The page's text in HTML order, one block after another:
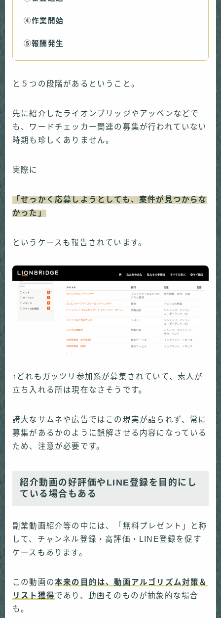
④作業開始
⑤報酬発生
と５つの段階があるということ。
先に紹介したライオンブリッジやアッペンなどで
も、ワードチェッカー関連の募集が行われていない
時期も珍しくありません。
実際に
「せっかく応募しようとしても、案件が見つからな
かった」
というケースも報告されています。
↑どれもガッツリ参加系が募集されていて、素人が
立ち入れる所は現在なさそうです。
誇大なサムネや広告ではこの現実が語られず、常に
募集があるかのように誤解させる内容になっている
ため、注意が必要です。
紹介動画の好評価やLINE登録を目的にし
ている場合もある
副業動画紹介等の中には、「無料プレゼント」と称
して、チャンネル登録・高評価・LINE登録を促す
ケースもあります。
この動画の本来の目的は、動画アルゴリズム対策＆
リスト獲得であり、動画そのものが抽象的な場合
も。